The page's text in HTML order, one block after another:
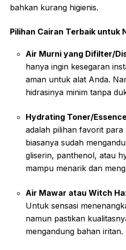
bahkan kurang higienis.
Pilihan Cairan Terbaik untuk
Air Murni yang Difilter/
hanya ingin kesegaran
aman untuk alat Anda.
hidrasinya minim tanpa
Hydrating Toner/
adalah pilihan favorit
biasanya sudah
gliserin, panthenol, atau
mampu menarik dan
Air Mawar atau Witch
Untuk sensasi
namun pastikan
mengandung bahan iritan.